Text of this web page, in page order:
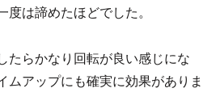
は諦めたほどでした。
たらかなり回転が良い感じにな
ムアップにも確実に効果がありま